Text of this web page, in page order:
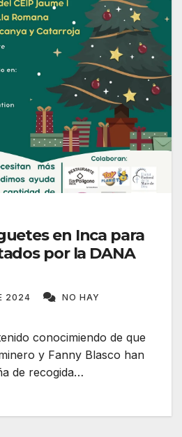
en Inca para
por la DANA
2024
NO HAY
conocimiendo de que
y Fanny Blasco han
de recogida…